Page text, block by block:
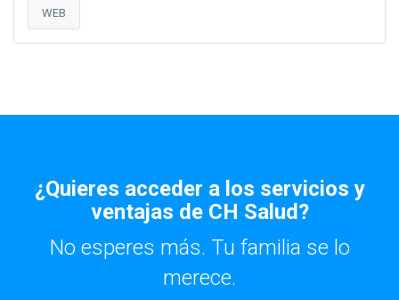
WEB
¿Quieres acceder a los servicios y
ventajas de CH Salud?
No esperes más. Tu familia se lo
merece.